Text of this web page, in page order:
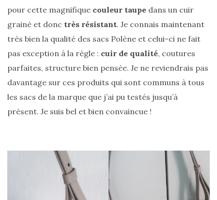
Zoom
le
sac
Batman
Small
RSVP
Paris
pour cette magnifique couleur taupe dans un cuir
grainé et donc très résistant. Je connais maintenant
très bien la qualité des sacs Polène et celui-ci ne fait
pas exception à la règle : cuir de qualité, coutures
parfaites, structure bien pensée. Je ne reviendrais pas
davantage sur ces produits qui sont communs à tous
les sacs de la marque que j’ai pu testés jusqu’à
présent. Je suis bel et bien convaincue !